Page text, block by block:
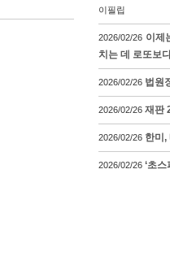
이필립
2026/02/26 이제
치는 데 로또보
2026/02/26 법원
2026/02/26 재판
2026/02/26 한미,
2026/02/26 ‘초